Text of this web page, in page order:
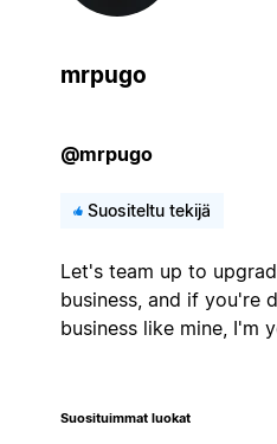
mrpugo
@mrpugo
Suositeltu tekijä
Let's team up to
business, and if you're
business like mine, I'm
Suosituimmat luokat